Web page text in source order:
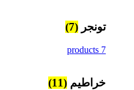
تونجر (7)
7 products
خراطيم (11)